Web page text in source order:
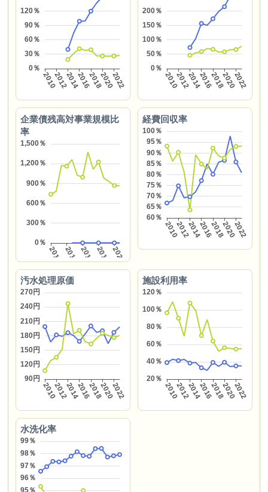
企業債残高対事業規模比
率
経費回収率
汚水処理原価 施設利用率
水洗化率